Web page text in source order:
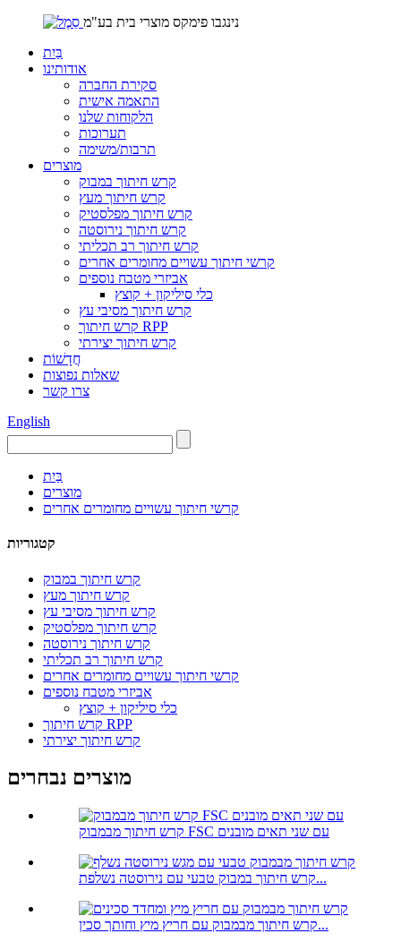
נינגבו פימקס מוצרי בית בע"מ
בַּיִת
אודותינו
סקירת החברה
התאמה אישית
הלקוחות שלנו
תערוכות
תרבות/משימה
מוצרים
קרש חיתוך במבוק
קרש חיתוך מעץ
קרש חיתוך מפלסטיק
קרש חיתוך נירוסטה
קרש חיתוך רב תכליתי
קרשי חיתוך עשויים מחומרים אחרים
אביזרי מטבח נוספים
כלי סיליקון + קוצץ
קרש חיתוך מסיבי עץ
קרש חיתוך RPP
קרש חיתוך יצירתי
חֲדָשׁוֹת
שאלות נפוצות
צרו קשר
English
בַּיִת
מוצרים
קרשי חיתוך עשויים מחומרים אחרים
קטגוריות
קרש חיתוך במבוק
קרש חיתוך מעץ
קרש חיתוך מסיבי עץ
קרש חיתוך מפלסטיק
קרש חיתוך נירוסטה
קרש חיתוך רב תכליתי
קרשי חיתוך עשויים מחומרים אחרים
אביזרי מטבח נוספים
כלי סיליקון + קוצץ
קרש חיתוך RPP
קרש חיתוך יצירתי
מוצרים נבחרים
קרש חיתוך מבמבוק FSC עם שני תאים מובנים
קרש חיתוך במבוק טבעי עם נירוסטה נשלפת...
קרש חיתוך מבמבוק עם חריץ מיץ וחותך סכין...